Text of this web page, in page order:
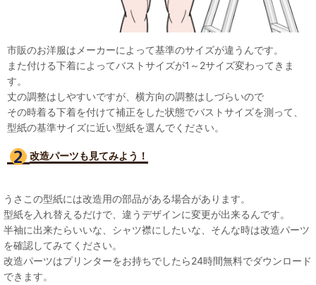
市販のお洋服はメーカーによって基準のサイズが違うんです。
また付ける下着によってバストサイズが1～2サイズ変わってきま
す。
丈の調整はしやすいですが、横方向の調整はしづらいので
その時着る下着を付けて補正をした状態でバストサイズを測って、
型紙の基準サイズに近い型紙を選んでください。
改造パーツも見てみよう！
うさこの型紙には改造用の部品がある場合があります。
型紙を入れ替えるだけで、違うデザインに変更が出来るんです。
半袖に出来たらいいな、シャツ襟にしたいな、そんな時は改造パーツ
を確認してみてください。
改造パーツはプリンターをお持ちでしたら24時間無料でダウンロード
できます。